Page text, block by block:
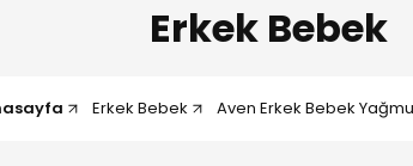
Erkek Bebek
Erkek Bebek Aven Erkek Bebek